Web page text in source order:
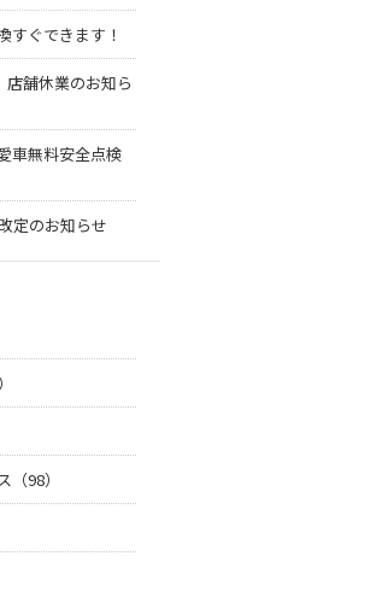
すぐできます！
店舗休業のお知ら
車無料安全点検
定のお知らせ
98）